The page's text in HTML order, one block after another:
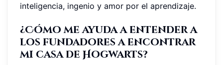
inteligencia, ingenio y amor por el aprendizaje.
¿Cómo me ayuda a entender a
los fundadores a encontrar
mi casa de Hogwarts?